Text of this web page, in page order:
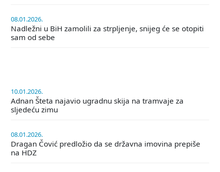
08.01.2026.
Nadležni u BiH zamolili za strpljenje, snijeg će se otopiti
sam od sebe
10.01.2026.
Adnan Šteta najavio ugradnu skija na tramvaje za
sljedeću zimu
08.01.2026.
Dragan Čović predložio da se državna imovina prepiše
na HDZ